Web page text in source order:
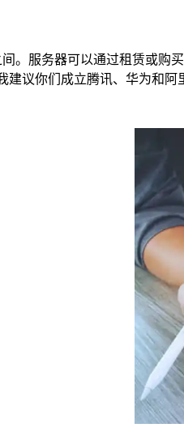
。服务器可以通过租赁或购
建议你们成立腾讯、华为和